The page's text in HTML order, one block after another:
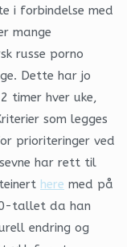
i forbindelse med
mange
russe porno
Dette har jo
timer hver uke,
som legges
prioriteringer ved
har rett til
here med på
tallet da han
endring og